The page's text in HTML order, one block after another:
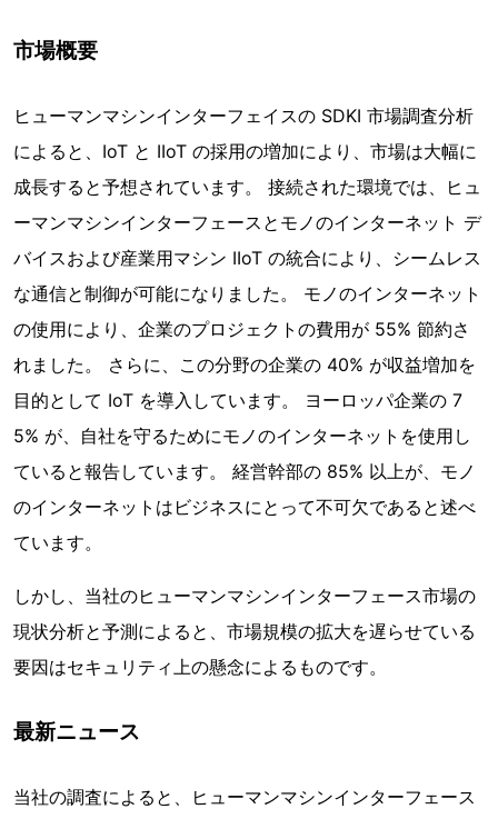
市場概要
ヒューマンマシンインターフェイスの SDKI 市場調査分析
によると、IoT と IIoT の採用の増加により、市場は大幅に
成長すると予想されています。 接続された環境では、ヒュ
ーマンマシンインターフェースとモノのインターネット デ
バイスおよび産業用マシン IIoT の統合により、シームレス
な通信と制御が可能になりました。 モノのインターネット
の使用により、企業のプロジェクトの費用が 55% 節約さ
れました。 さらに、この分野の企業の 40% が収益増加を
目的として IoT を導入しています。 ヨーロッパ企業の 7
5% が、自社を守るためにモノのインターネットを使用し
ていると報告しています。 経営幹部の 85% 以上が、モノ
のインターネットはビジネスにとって不可欠であると述べ
ています。
しかし、当社のヒューマンマシンインターフェース市場の
現状分析と予測によると、市場規模の拡大を遅らせている
要因はセキュリティ上の懸念によるものです。
最新ニュース
当社の調査によると、ヒューマンマシンインターフェース